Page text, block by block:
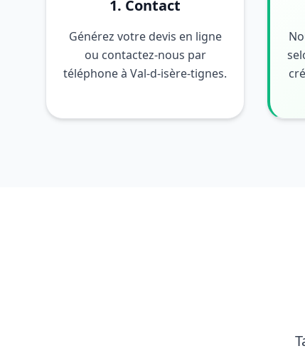
1. Contact
Générez votre devis en ligne
ou contactez-nous par
téléphone à Val-d-isère-tignes.